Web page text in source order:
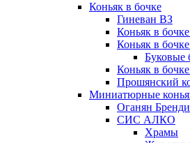
Коньяк в бочке
Гиневан ВЗ
Коньяк в
Коньяк в
Буковые
Коньяк в
Прошянский
Миниатюрные
Оганян Бренди
СИС АЛКО
Храмы